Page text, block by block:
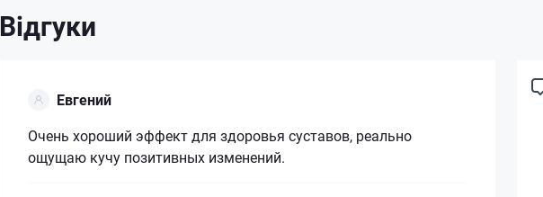
Відгуки
Евгений
Очень хороший эффект для здоровья суставов, реально
ощущаю кучу позитивных изменений.